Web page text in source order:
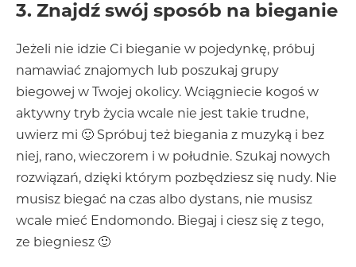
3. Znajdź swój sposób na bieganie
Jeżeli nie idzie Ci bieganie w pojedynkę, próbuj
namawiać znajomych lub poszukaj grupy
biegowej w Twojej okolicy. Wciągniecie kogoś w
aktywny tryb życia wcale nie jest takie trudne,
uwierz mi 🙂 Spróbuj też biegania z muzyką i bez
niej, rano, wieczorem i w południe. Szukaj nowych
rozwiązań, dzięki którym pozbędziesz się nudy. Nie
musisz biegać na czas albo dystans, nie musisz
wcale mieć Endomondo. Biegaj i ciesz się z tego,
ze biegniesz 🙂